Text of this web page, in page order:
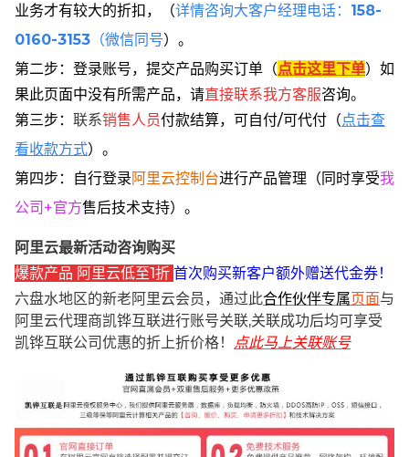
业务才有较大的折扣，
（详情咨询大客户经理电话： 158-
0160-3153 （微信同号）。
第二步：登录账号，提交产品购买订单（点击这里下单） 如
果此页面中没有所需产品，请直接联系我方客服咨询。
第三步： 联系销售人员付款结算，可自付/可代付（点击查
看收款方式）。
第四步：自行登录阿里云控制台进行产品管理（同时享受我
公司+官方售后技术支持）。
阿里云最新活动咨询购买
爆款产品 阿里云低至1折 首次购买新客户额外赠送代金券！
六盘水地区的新老阿里云会员，通过此合作伙伴专属页面与
阿里云代理商凯铧互联进行账号关联,关联成功后均可享受
凯铧互联公司优惠的折上折价格！
点此马上关联账号